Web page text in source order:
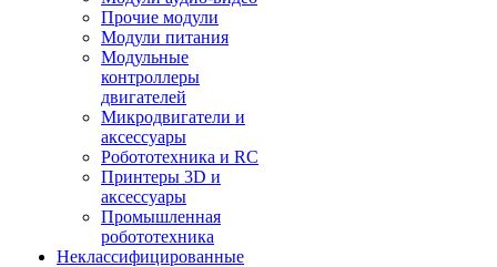
Прочие модули
Модули питания
Модульные
контроллеры
двигателей
Микродвигатели и
аксессуары
Робототехника и RC
Принтеры 3D и
аксессуары
Промышленная
робототехника
Неклассифицированные